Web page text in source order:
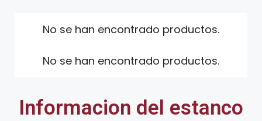
No se han encontrado productos.
No se han encontrado productos.
Informacion del estanco